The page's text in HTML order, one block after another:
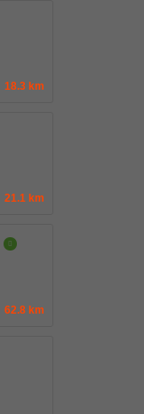
18.3 km
21.1 km
62.8 km